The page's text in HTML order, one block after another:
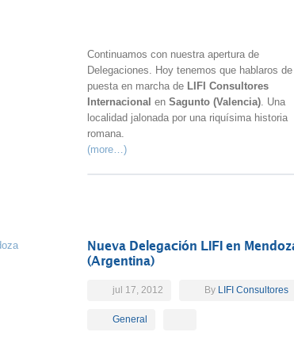
Continuamos con nuestra apertura de
Delegaciones. Hoy tenemos que hablaros
puesta en marcha de LIFI Consultores
Internacional en Sagunto (Valencia). Una
localidad jalonada por una riquísima historia
romana.
(more…)
Nueva Delegación LIFI en
(Argentina)
jul 17, 2012 By LIFI Consultores
General